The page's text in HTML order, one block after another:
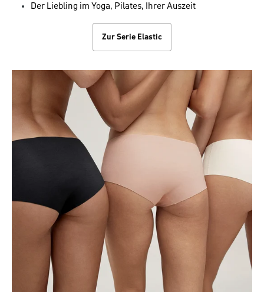
Der Liebling im Yoga, Pilates, Ihrer Auszeit
Zur Serie Elastic